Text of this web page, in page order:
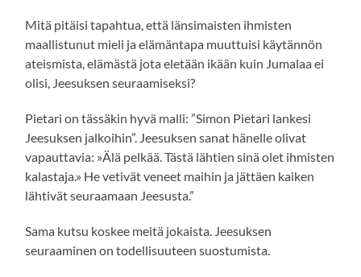
Mitä pitäisi tapahtua, että länsimaisten ihmisten
maallistunut mieli ja elämäntapa muuttuisi käytännön
ateismista, elämästä jota eletään ikään kuin Jumalaa ei
olisi, Jeesuksen seuraamiseksi?
Pietari on tässäkin hyvä malli: ”Simon Pietari lankesi
Jeesuksen jalkoihin”. Jeesuksen sanat hänelle olivat
vapauttavia: »Älä pelkää. Tästä lähtien sinä olet ihmisten
kalastaja.» He vetivät veneet maihin ja jättäen kaiken
lähtivät seuraamaan Jeesusta.”
Sama kutsu koskee meitä jokaista. Jeesuksen
seuraaminen on todellisuuteen suostumista.